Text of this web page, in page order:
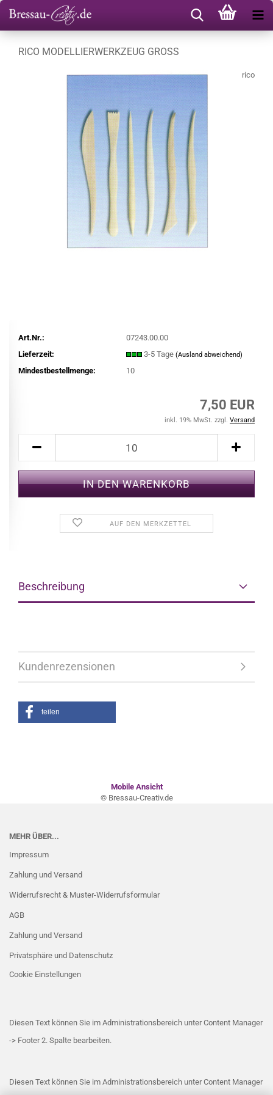
RICO MODELLIERWERKZEUG GROSS
rico
Art.Nr.:
07243.00.00
Lieferzeit:
3-5 Tage (Ausland abweichend)
Mindestbestellmenge: 10
7,50 EUR
inkl. 19% MwSt. zzgl. Versand
AUF DEN MERKZETTEL
Beschreibung
Kundenrezensionen
teilen
Mobile Ansicht
© Bressau-Creativ.de
MEHR ÜBER...
Impressum
Zahlung und Versand
Widerrufsrecht & Muster-Widerrufsformular
AGB
Zahlung und Versand
Privatsphäre und Datenschutz
Cookie Einstellungen
Diesen Text können Sie im Administrationsbereich unter Content Manager
-> Footer 2. Spalte bearbeiten.
Diesen Text können Sie im Administrationsbereich unter Content Manager